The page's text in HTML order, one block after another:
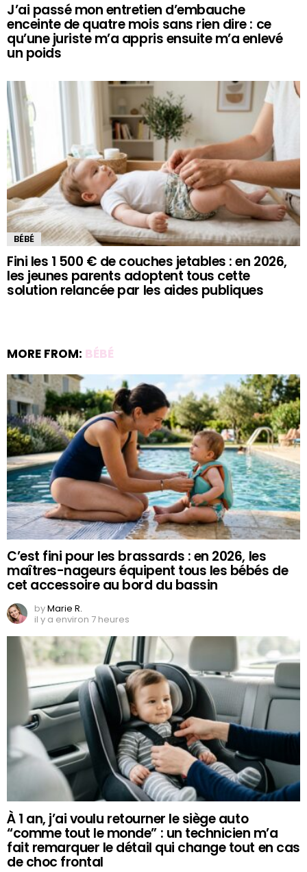
J’ai passé mon entretien d’embauche
enceinte de quatre mois sans rien dire : ce
qu’une juriste m’a appris ensuite m’a enlevé
un poids
BÉBÉ
Fini les 1 500 € de couches jetables : en 2026,
les jeunes parents adoptent tous cette
solution relancée par les aides publiques
MORE FROM: BÉBÉ
C’est fini pour les brassards : en 2026, les
maîtres-nageurs équipent tous les bébés de
cet accessoire au bord du bassin
byMarie R.
il y a environ 7 heures
À 1 an, j’ai voulu retourner le siège auto
“comme tout le monde” : un technicien m’a
fait remarquer le détail qui change tout en cas
de choc frontal